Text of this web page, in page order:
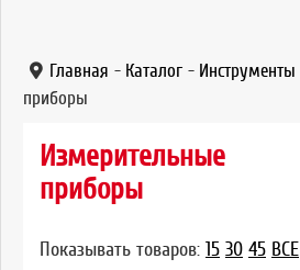
Главная - Каталог - Инструменты
приборы
Измерительные
приборы
Показывать товаров: 15 30 45 ВСЕ